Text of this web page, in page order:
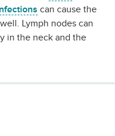
can cause the
Lymph nodes can
in the neck and the